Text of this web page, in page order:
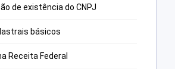
de existência do CNPJ
básicos
Receita Federal